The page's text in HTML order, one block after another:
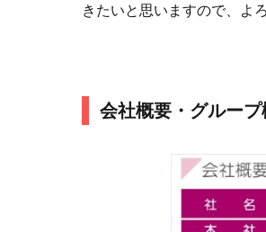
きたいと思いますので、よ
会社概要・グループ